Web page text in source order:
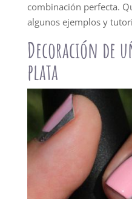
combinación perfecta.
algunos ejemplos y
Decoración de
plata